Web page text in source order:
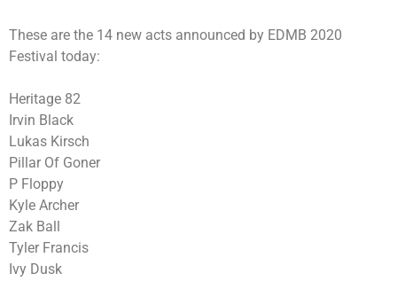
These are the 14 new acts announced by EDMB 2020
Festival today:
Heritage 82
Irvin Black
Lukas Kirsch
Pillar Of Goner
P Floppy
Kyle Archer
Zak Ball
Tyler Francis
Ivy Dusk